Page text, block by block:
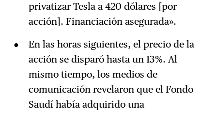
privatizar Tesla a 420 dólares [por
acción]. Financiación asegurada».
En las horas siguientes, el precio de la
acción se disparó hasta un 13%. Al
mismo tiempo, los medios de
comunicación revelaron que el Fondo
Saudí había adquirido una